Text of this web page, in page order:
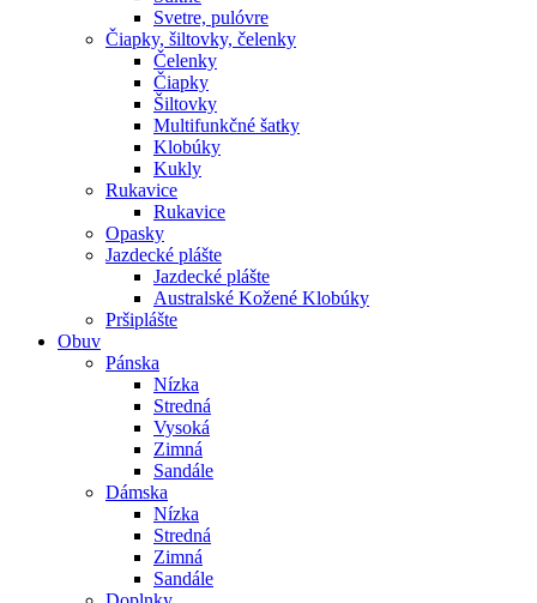
Svetre, pulóvre
Čiapky, šiltovky, čelenky
Čelenky
Čiapky
Šiltovky
Multifunkčné šatky
Klobúky
Kukly
Rukavice
Rukavice
Opasky
Jazdecké plášte
Jazdecké plášte
Australské Kožené Klobúky
Pršiplášte
Obuv
Pánska
Nízka
Stredná
Vysoká
Zimná
Sandále
Dámska
Nízka
Stredná
Zimná
Sandále